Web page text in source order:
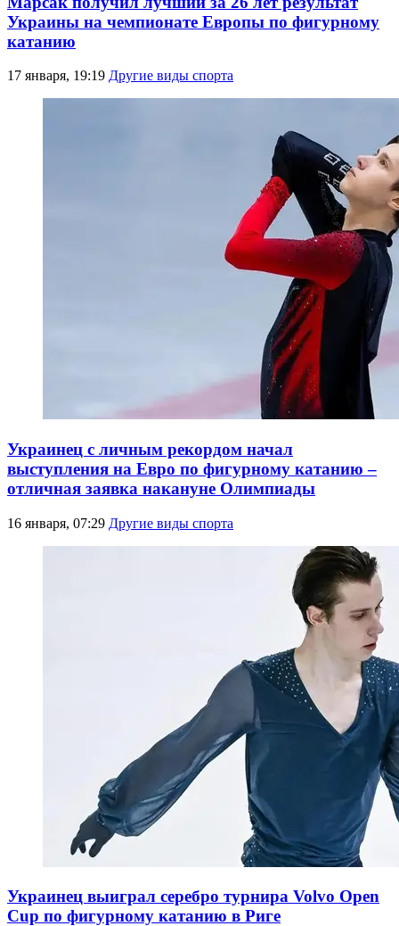
Украины на чемпионате Европы по фигурному
катанию
17 января, 19:19 Другие виды спорта
Украинец с личным рекордом начал
выступления на Евро по фигурному катанию –
отличная заявка накануне Олимпиады
16 января, 07:29 Другие виды спорта
Украинец выиграл серебро турнира Volvo Open
Cup по фигурному катанию в Риге